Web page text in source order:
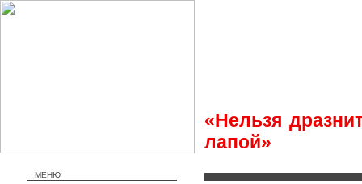
«Нельзя
лапой»
МЕНЮ